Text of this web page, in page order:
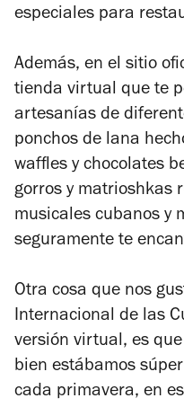
especiales para
Además, en el sitio
tienda virtual que te
artesanías de
ponchos de lana
waffles y chocolates
gorros y matrioshkas
musicales cubanos y
seguramente te
Otra cosa que nos
Internacional de las
versión virtual, es
bien estábamos
cada primavera, en